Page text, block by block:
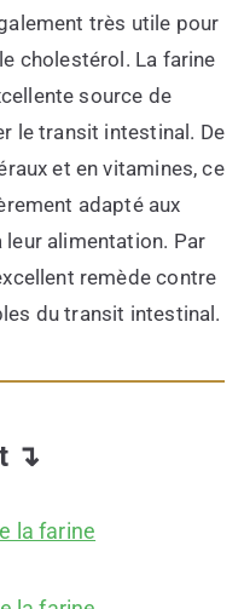
très utile pour
cholestérol. La farine
source de
le transit intestinal. De
et en vitamines, ce
adapté aux
alimentation. Par
remède contre
du transit intestinal.
↴
la farine